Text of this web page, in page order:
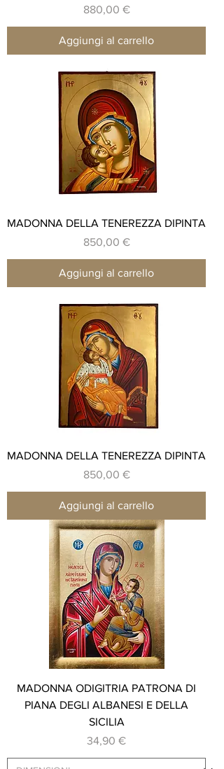
Prezzo
880,00 €
Aggiungi al carrello
MADONNA DELLA TENEREZZA DIPINTA
Prezzo
850,00 €
Aggiungi al carrello
MADONNA DELLA TENEREZZA DIPINTA
Prezzo
850,00 €
Aggiungi al carrello
MADONNA ODIGITRIA PATRONA DI
PIANA DEGLI ALBANESI E DELLA
SICILIA
Prezzo
34,90 €